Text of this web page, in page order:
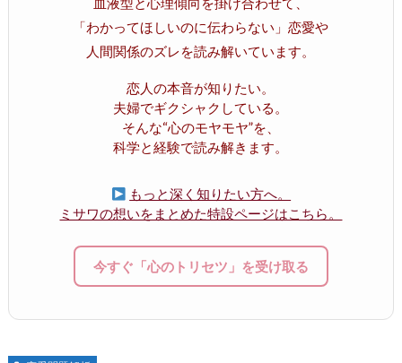
「わかってほしいのに伝わらない」恋愛や
人間関係のズレを読み解いています。
恋人の本音が知りたい。
夫婦でギクシャクしている。
そんな“心のモヤモヤ”を、
科学と経験で読み解きます。
もっと深く知りたい方へ。
ミサワの想いをまとめた特設ページはこちら。
今すぐ「心のトリセツ」を受け取る